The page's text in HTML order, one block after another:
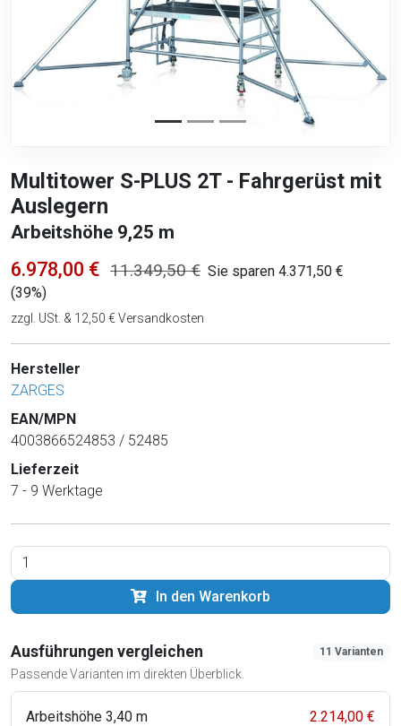
Multitower S-PLUS 2T - Fahrgerüst mit
Auslegern
Arbeitshöhe 9,25 m
6.978,00 € 11.349,50 € Sie sparen 4.371,50 €
(39%)
zzgl. USt. & 12,50 € Versandkosten
Hersteller
ZARGES
EAN/MPN
4003866524853 / 52485
Lieferzeit
7 - 9 Werktage
In den Warenkorb
Ausführungen vergleichen
Passende Varianten im direkten Überblick.
11 Varianten
Arbeitshöhe 3,40 m 2.214,00 €